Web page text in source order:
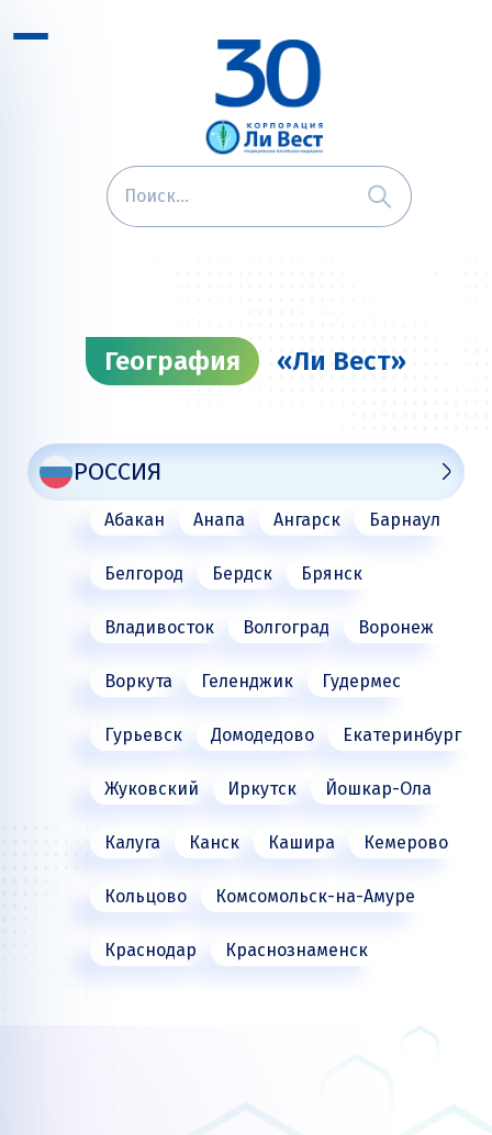
География «Ли Вест»
РОССИЯ
КАЗАХСТАН
БОЛГАРИЯ
ПОЛЬША
ГЕРМАНИЯ
ЧЕХИЯ
Абакан Анапа Ангарск Барнаул
Белгород Бердск Брянск
Владивосток Волгоград Воронеж
Воркута Геленджик Гудермес
Гурьевск Домодедово Екатеринбург
Жуковский Иркутск Йошкар-Ола
Калуга Канск Кашира Кемерово
Кольцово Комсомольск-на-Амуре
Краснодар Краснознаменск